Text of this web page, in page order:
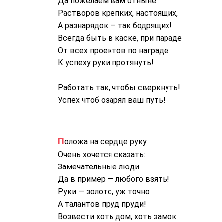
Растворов крепких, настоящих,
А разнарядок — так бодрящих!
Всегда быть в каске, при параде
От всех проектов по награде.
К успеху руки протянуть!
Работать так, чтобы сверкнуть!
Успех чтоб озарял ваш путь!
Положа на сердце руку
Очень хочется сказать:
Замечательные люди
Да в пример — любого взять!
Руки — золото, уж точно
А талантов пруд пруди!
Возвести хоть дом, хоть замок